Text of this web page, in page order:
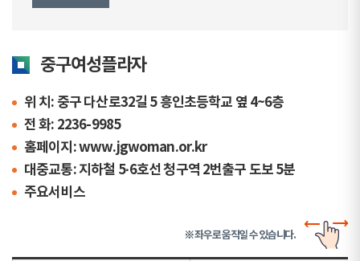
중구여성플라자
위 치: 중구 다산로32길 5 흥인초등학교 옆 4~6층
전 화: 2236-9985
홈페이지: www.jgwoman.or.kr
대중교통: 지하철 5·6호선 청구역 2번출구 도보 5분
주요서비스
※ 좌우로 움직일 수 있습니다.